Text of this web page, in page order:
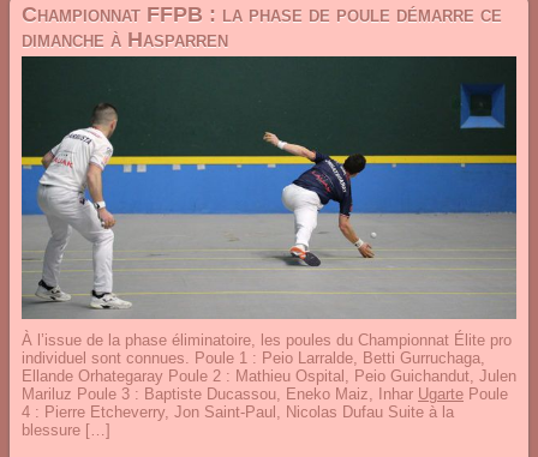
Championnat FFPB : la phase de poule démarre ce
dimanche à Hasparren
À l’issue de la phase éliminatoire, les poules du Championnat Élite pro
individuel sont connues. Poule 1 : Peio Larralde, Betti Gurruchaga,
Ellande Orhategaray Poule 2 : Mathieu Ospital, Peio Guichandut, Julen
Mariluz Poule 3 : Baptiste Ducassou, Eneko Maiz, Inhar Ugarte Poule
4 : Pierre Etcheverry, Jon Saint-Paul, Nicolas Dufau Suite à la
blessure […]